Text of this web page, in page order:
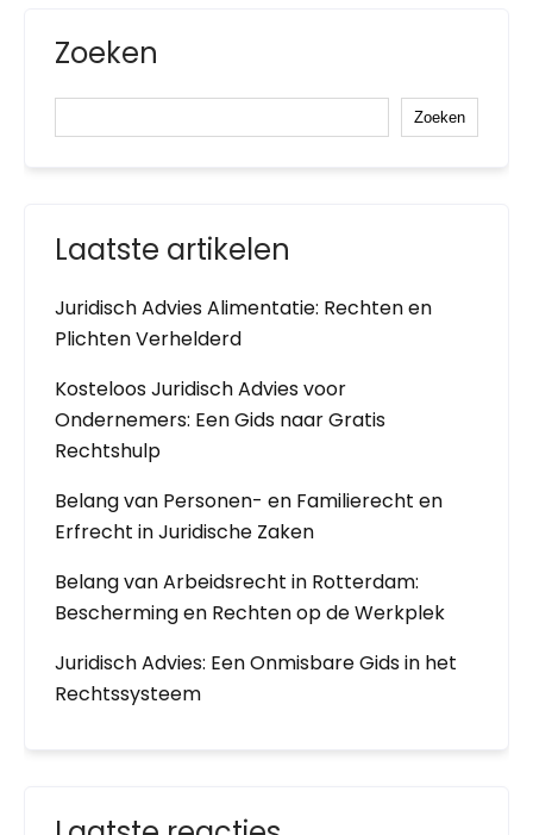
Zoeken
Zoeken
Laatste artikelen
Juridisch Advies Alimentatie: Rechten en
Plichten Verhelderd
Kosteloos Juridisch Advies voor
Ondernemers: Een Gids naar Gratis
Rechtshulp
Belang van Personen- en Familierecht en
Erfrecht in Juridische Zaken
Belang van Arbeidsrecht in Rotterdam:
Bescherming en Rechten op de Werkplek
Juridisch Advies: Een Onmisbare Gids in het
Rechtssysteem